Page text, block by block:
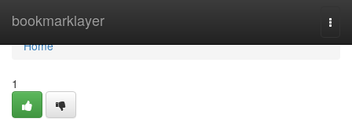
bookmarklayer
Home
Home
1